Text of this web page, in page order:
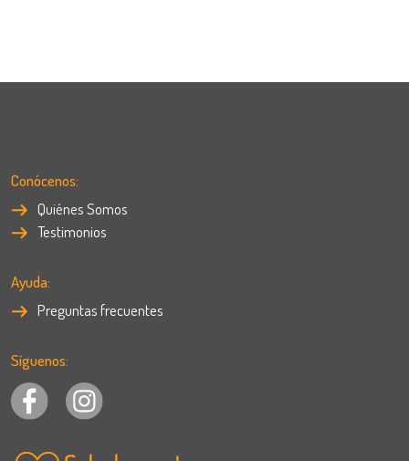
Conócenos:
Quiénes Somos
Testimonios
Ayuda:
Preguntas frecuentes
Síguenos: